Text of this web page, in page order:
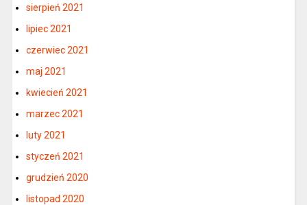
sierpień 2021
lipiec 2021
czerwiec 2021
maj 2021
kwiecień 2021
marzec 2021
luty 2021
styczeń 2021
grudzień 2020
listopad 2020